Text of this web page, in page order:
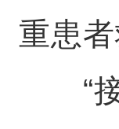
重患者
“接